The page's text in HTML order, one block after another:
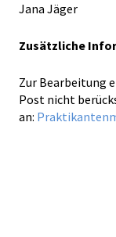
Jana Jäger
Zusätzliche
Zur Bearbeitung
Post nicht
an: